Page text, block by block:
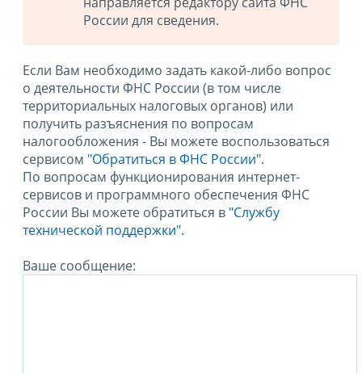
России для сведения.
Если Вам необходимо задать какой-либо вопрос
о деятельности ФНС России (в том числе
территориальных налоговых органов) или
получить разъяснения по вопросам
налогообложения - Вы можете воспользоваться
сервисом "Обратиться в ФНС России".
По вопросам функционирования интернет-
сервисов и программного обеспечения ФНС
России Вы можете обратиться в "Службу
технической поддержки".
Ваше сообщение: